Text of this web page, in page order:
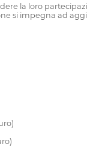
la loro
si impegna ad